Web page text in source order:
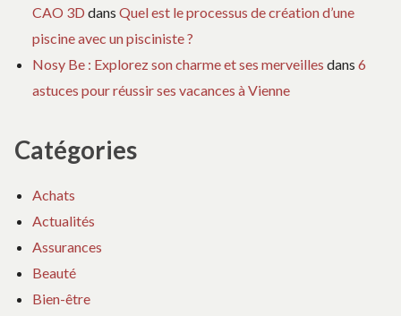
CAO 3D dans Quel est le processus de création d’une
piscine avec un pisciniste ?
Nosy Be : Explorez son charme et ses merveilles dans 6
astuces pour réussir ses vacances à Vienne
Catégories
Achats
Actualités
Assurances
Beauté
Bien-être